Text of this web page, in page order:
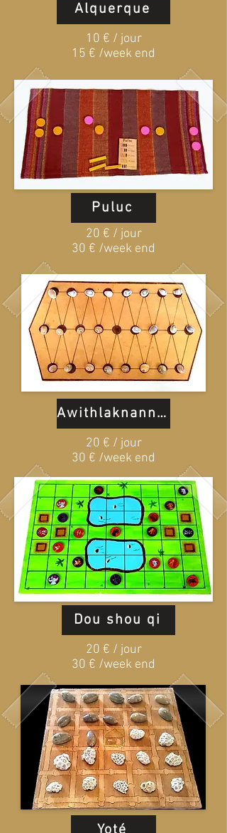
Alquerque
10 € / jour
15 € /week end
Puluc
20 € / jour
30 € /week end
Awithlaknannai
20 € / jour
30 € /week end
Dou shou qi
20 € / jour
30 € /week end